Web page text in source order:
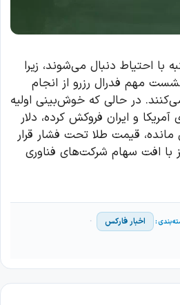
با احتیاط دنبال می‌شوند، زیرا
مهم فدرال رزرو از انجام
در حالی که خوش‌بینی اولیه
و ایران فروکش کرده، دلار
مانده، قیمت طلا تحت فشار قرار
با افت سهام شرکت‌های فناوری
اخبار فارکس